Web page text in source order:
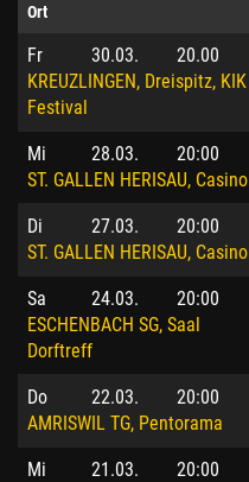
Ort
Fr 30.03.
20.00
KREUZLINGEN, Dreispitz, KIK
Festival
Mi 28.03.
20:00
ST. GALLEN HERISAU, Casino
Di 27.03.
20:00
ST. GALLEN HERISAU, Casino
Sa 24.03.
20:00
ESCHENBACH SG, Saal
Dorftreff
Do 22.03.
20:00
AMRISWIL TG, Pentorama
Mi 21.03.
20:00